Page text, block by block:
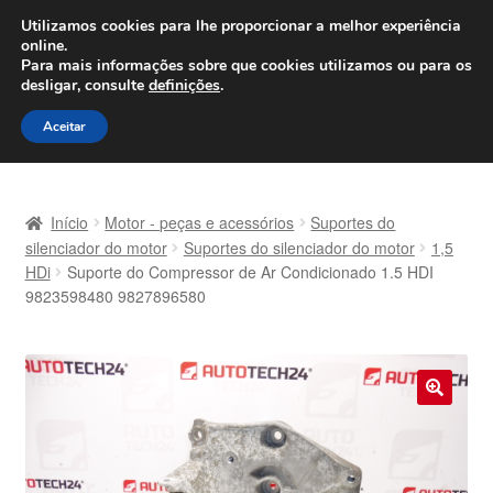
ENVIO a partir de 7 EUR
Seg-Sex, das 9h às 16h800 500 967
Ir
para
a
Saltar
para
o
Carrinho
Confira
Contato
Envio para todo o planeta
Minha conta
Início Motor - peças e acessórios
Suportes do
silenciador do motor
Suportes do silenciador do motor
1,5
HDi
Suporte do Compressor de Ar Condicionado 1.5 HDI
9823598480 9827896580
Utilizamos cookies para lhe proporcionar a melhor experiência
online.
Para mais informações sobre que cookies utilizamos ou para os
desligar, consulte definições.
Aceitar